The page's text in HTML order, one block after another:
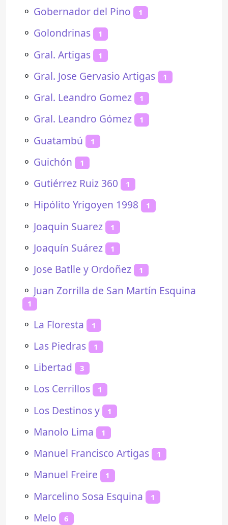
⚬ Gobernador del Pino 1
⚬ Golondrinas 1
⚬ Gral. Artigas 1
⚬ Gral. Jose Gervasio Artigas 1
⚬ Gral. Leandro Gomez 1
⚬ Gral. Leandro Gómez 1
⚬ Guatambú 1
⚬ Guichón 1
⚬ Gutiérrez Ruiz 360 1
⚬ Hipólito Yrigoyen 1998 1
⚬ Joaquin Suarez 1
⚬ Joaquín Suárez 1
⚬ Jose Batlle y Ordoñez 1
⚬ Juan Zorrilla de San Martín Esquina
1
⚬ La Floresta 1
⚬ Las Piedras 1
⚬ Libertad 3
⚬ Los Cerrillos 1
⚬ Los Destinos y 1
⚬ Manolo Lima 1
⚬ Manuel Francisco Artigas 1
⚬ Manuel Freire 1
⚬ Marcelino Sosa Esquina 1
⚬ Melo 6